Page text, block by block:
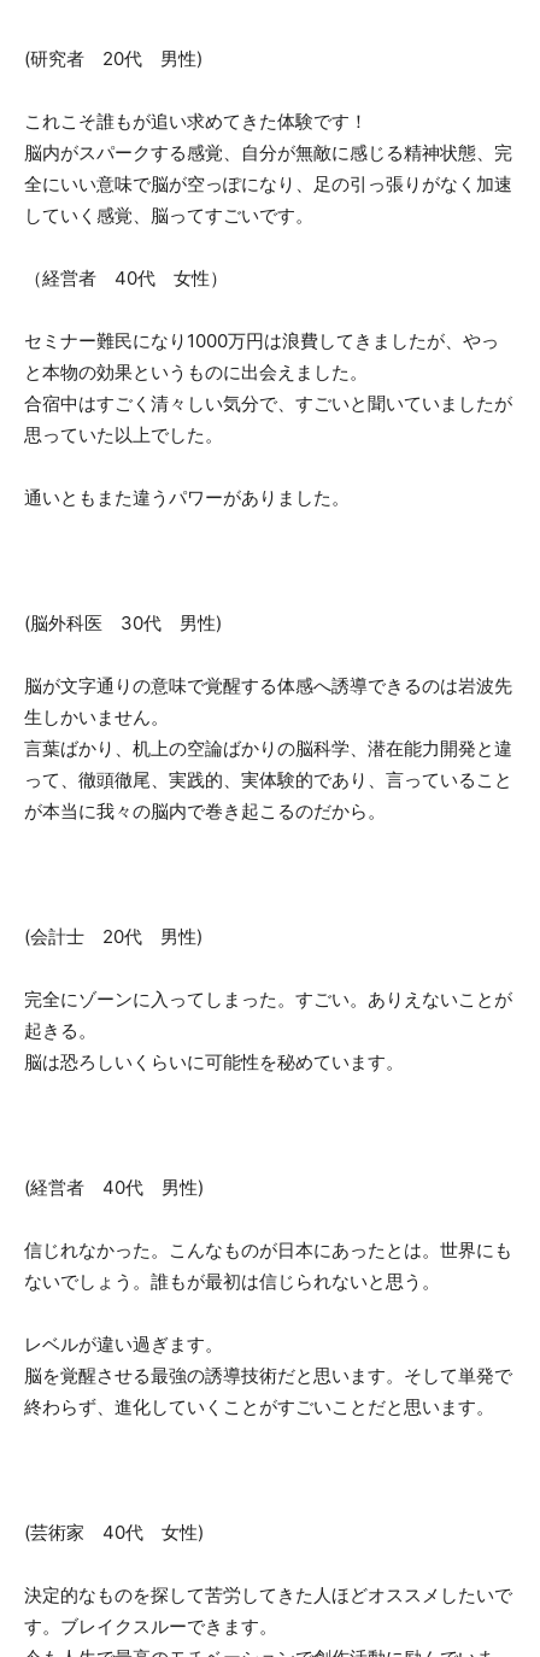
(研究者 20代 男性)
これこそ誰もが追い求めてきた体験です！
脳内がスパークする感覚、自分が無敵に感じる精神状態、完
全にいい意味で脳が空っぽになり、足の引っ張りがなく加速
していく感覚、脳ってすごいです。
（経営者 40代 女性）
セミナー難民になり1000万円は浪費してきましたが、やっ
と本物の効果というものに出会えました。
合宿中はすごく清々しい気分で、すごいと聞いていましたが
思っていた以上でした。
通いともまた違うパワーがありました。
(脳外科医 30代 男性)
脳が文字通りの意味で覚醒する体感へ誘導できるのは岩波先
生しかいません。
言葉ばかり、机上の空論ばかりの脳科学、潜在能力開発と違
って、徹頭徹尾、実践的、実体験的であり、言っていること
が本当に我々の脳内で巻き起こるのだから。
(会計士 20代 男性)
完全にゾーンに入ってしまった。すごい。ありえないことが
起きる。
脳は恐ろしいくらいに可能性を秘めています。
(経営者 40代 男性)
信じれなかった。こんなものが日本にあったとは。世界にも
ないでしょう。誰もが最初は信じられないと思う。
レベルが違い過ぎます。
脳を覚醒させる最強の誘導技術だと思います。そして単発で
終わらず、進化していくことがすごいことだと思います。
(芸術家 40代 女性)
決定的なものを探して苦労してきた人ほどオススメしたいで
す。ブレイクスルーできます。